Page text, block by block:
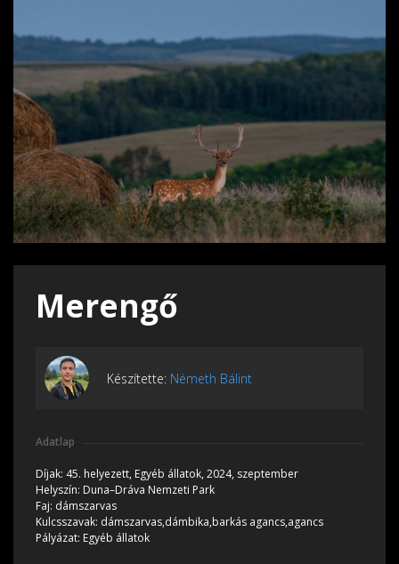
Merengő
Készítette: Németh Bálint
Adatlap
Díjak: 45. helyezett, Egyéb állatok, 2024, szeptember
Helyszín: Duna–Dráva Nemzeti Park
Faj: dámszarvas
Kulcsszavak: dámszarvas,dámbika,barkás agancs,agancs
Pályázat: Egyéb állatok